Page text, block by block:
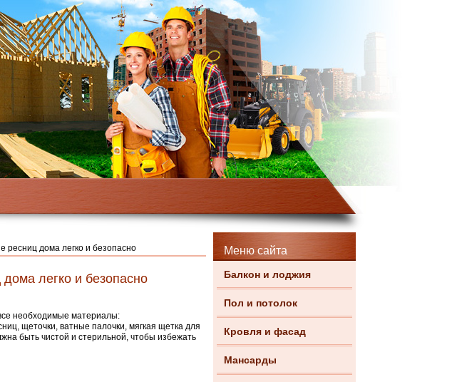
Меню сайта
Балкон и лоджия
Пол и потолок
Кровля и фасад
Мансарды
ресниц дома легко и безопасно
легко и безопасно
необходимые материалы:
щеточки, ватные палочки, мягкая щетка для
быть чистой и стерильной, чтобы избежать